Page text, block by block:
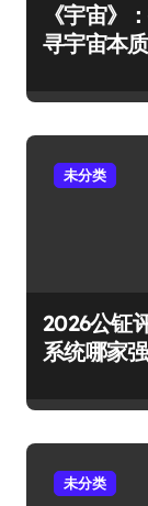
《宇宙》
寻宇宙本
未分类
2026公钲
系统哪家
未分类